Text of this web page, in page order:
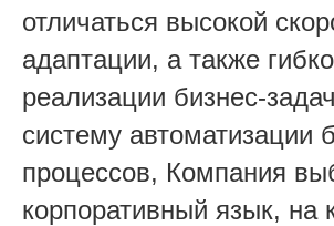
отличаться высокой
адаптации, а также
реализации бизнес-
систему автоматизации
процессов, Компания
корпоративный язык, на